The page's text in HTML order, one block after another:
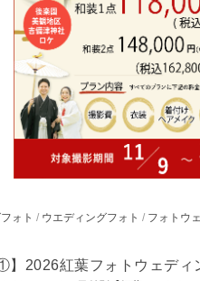
ォト / ウエディングフォト / フォトウ
】2026紅葉フォトウェディ